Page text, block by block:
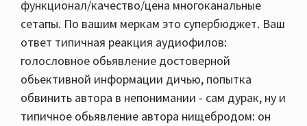
функционал/качество/цена многоканальные
сетапы. По вашим меркам это супербюджет. Ваш
ответ типичная реакция аудиофилов:
голословное обьявление достоверной
обьективной информации дичью, попытка
обвинить автора в непонимании - сам дурак, ну и
типичное обьявление автора нищебродом: он